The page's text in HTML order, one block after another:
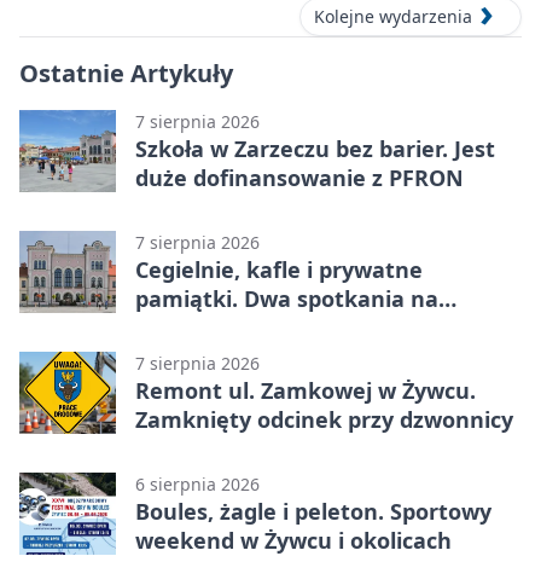
Kolejne wydarzenia
Ostatnie Artykuły
7 sierpnia 2026
Szkoła w Zarzeczu bez barier. Jest
duże dofinansowanie z PFRON
7 sierpnia 2026
Cegielnie, kafle i prywatne
pamiątki. Dwa spotkania na
7 sierpnia 2026
Remont ul. Zamkowej w Żywcu.
Zamknięty odcinek przy dzwonnicy
6 sierpnia 2026
Boules, żagle i peleton. Sportowy
weekend w Żywcu i okolicach